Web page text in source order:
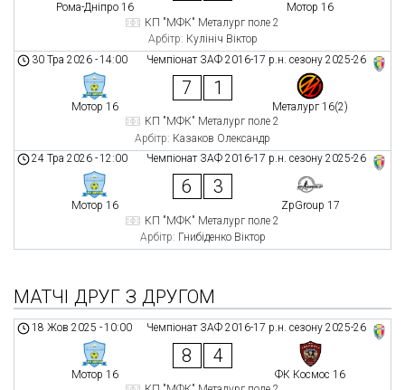
Рома-Дніпро 16
Мотор 16
КП "МФК" Металург поле 2
Арбітр: Кулініч Віктор
Чемпіонат ЗАФ 2016-17 р.н. сезону 2025-26
30 Тра 2026 -14:00
Мотор 16
7 1
Металург 16(2)
КП "МФК" Металург поле 2
Арбітр: Казаков Олександр
Чемпіонат ЗАФ 2016-17 р.н. сезону 2025-26
24 Тра 2026 -12:00
Мотор 16
6 3
ZpGroup 17
КП "МФК" Металург поле 2
Арбітр: Гнибіденко Віктор
МАТЧІ ДРУГ З ДРУГОМ
Чемпіонат ЗАФ 2016-17 р.н. сезону 2025-26
18 Жов 2025 -10:00
Мотор 16
8 4
ФК Космос 16